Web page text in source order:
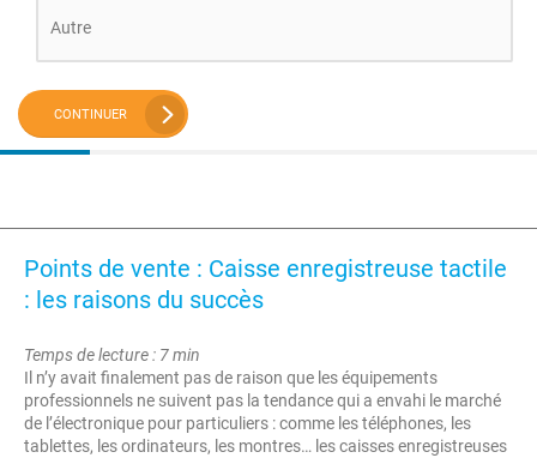
Autre
CONTINUER
Points de vente : Caisse enregistreuse tactile
: les raisons du succès
Temps de lecture : 7 min
Il n’y avait finalement pas de raison que les équipements
professionnels ne suivent pas la tendance qui a envahi le marché
de l’électronique pour particuliers : comme les téléphones, les
tablettes, les ordinateurs, les montres… les caisses enregistreuses